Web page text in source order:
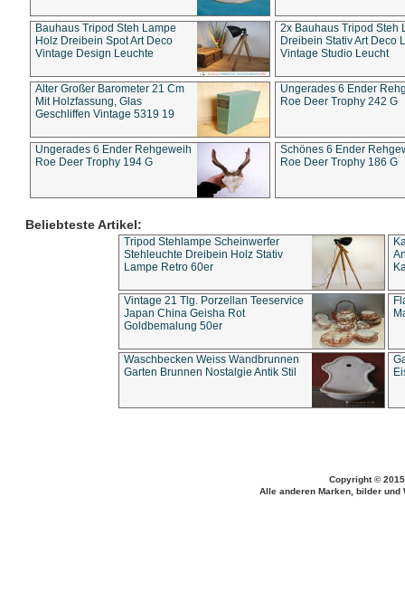
Bauhaus Tripod Steh Lampe
Holz Dreibein Spot Art Deco
Vintage Design Leuchte
2x Bauhaus Tripod Steh
Dreibein Stativ Art Deco
Vintage Studio Leucht
Alter Großer Barometer 21 Cm
Mit Holzfassung, Glas
Geschliffen Vintage 5319 19
Ungerades 6 Ender
Roe Deer Trophy 242 G
Ungerades 6 Ender Rehgeweih
Roe Deer Trophy 194 G
Schönes 6 Ender
Roe Deer Trophy 186 G
Beliebteste Artikel:
Tripod Stehlampe Scheinwerfer
Stehleuchte Dreibein Holz Stativ
Lampe Retro 60er
Vintage 21 Tlg. Porzellan Teeservice
Japan China Geisha Rot
Goldbemalung 50er
Waschbecken Weiss Wandbrunnen
Garten Brunnen Nostalgie Antik Stil
Copyright ©
Alle anderen Marken, bilder und